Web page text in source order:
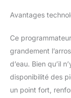
Avantages
Ce
grandement
d’eau. Bien qu’il
disponibilité des
un point fort,